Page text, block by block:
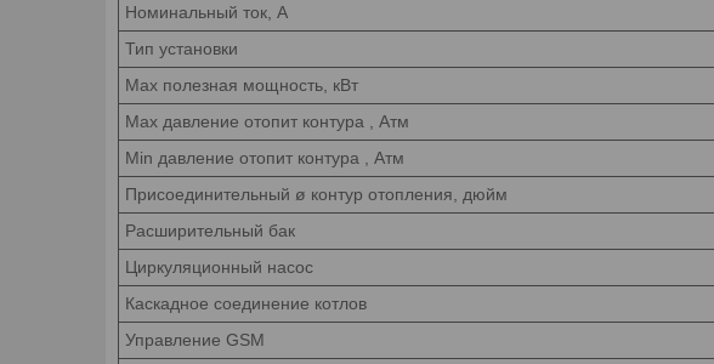
Номинальный ток, A
Тип установки
Max полезная мощность, кВт
Max давление отопит контура , Атм
Min давление отопит контура , Атм
Присоединительный ø контур отопления, дюйм
Расширительный бак
Циркуляционный насос
Каскадное соединение котлов
Управление GSM